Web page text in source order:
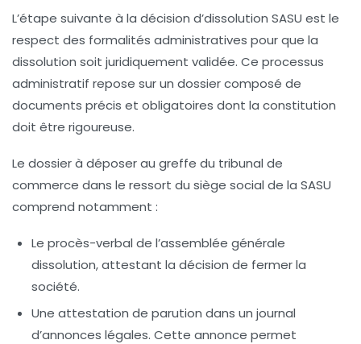
L’étape suivante à la décision d’dissolution SASU est le
respect des formalités administratives pour que la
dissolution soit juridiquement validée. Ce processus
administratif repose sur un dossier composé de
documents précis et obligatoires dont la constitution
doit être rigoureuse.
Le dossier à déposer au greffe du tribunal de
commerce dans le ressort du siège social de la SASU
comprend notamment :
Le procès-verbal de l’assemblée générale
dissolution, attestant la décision de fermer la
société.
Une attestation de parution dans un journal
d’annonces légales. Cette annonce permet